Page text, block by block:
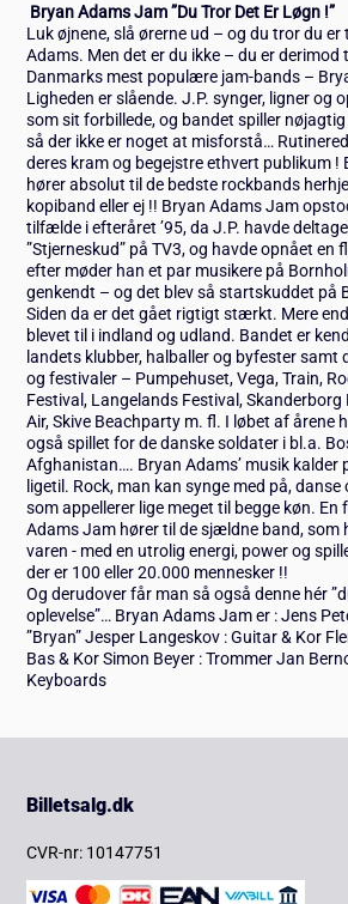
Bryan Adams Jam ”Du Tror Det Er Løgn !”
Luk øjnene, slå ørerne ud – og du tror du
Adams. Men det er du ikke – du er derimod
Danmarks mest populære jam-bands –
Ligheden er slående. J.P. synger, ligner og
som sit forbillede, og bandet spiller
så der ikke er noget at misforstå…
deres kram og begejstre ethvert publikum !
hører absolut til de bedste rockbands
kopiband eller ej !! Bryan Adams Jam
tilfælde i efteråret ’95, da J.P. havde
”Stjerneskud” på TV3, og havde opnået en
efter møder han et par musikere på
genkendt – og det blev så startskuddet på
Siden da er det gået rigtigt stærkt. Mere
blevet til i indland og udland. Bandet er
landets klubber, halballer og byfester samt
og festivaler – Pumpehuset, Vega, Train,
Festival, Langelands Festival, Skanderborg
Air, Skive Beachparty m. fl. I løbet af årene
også spillet for de danske soldater i bl.a.
Afghanistan…. Bryan Adams’ musik kalder
ligetil. Rock, man kan synge med på,
som appellerer lige meget til begge køn.
Adams Jam hører til de sjældne band, som
varen - med en utrolig energi, power og
der er 100 eller 20.000 mennesker !!
Og derudover får man så også denne hér
oplevelse”… Bryan Adams Jam er : Jens
”Bryan” Jesper Langeskov : Guitar & Kor
Bas & Kor Simon Beyer : Trommer Jan
Keyboards
Billetsalg.dk
CVR-nr: 10147751